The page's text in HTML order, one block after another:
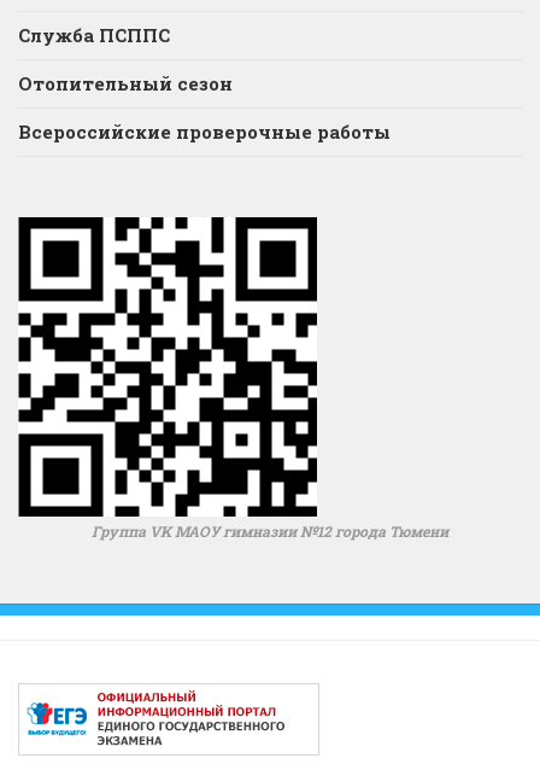
Служба ПСППС
Отопительный сезон
Всероссийские проверочные работы
Группа VK МАОУ гимназии №12 города Тюмени